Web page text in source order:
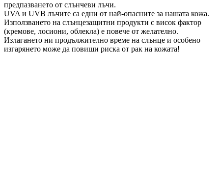
предпазването от слънчеви лъчи.
UVA и UVB лъчите са едни от най-опасните за нашата кожа.
Използването на слънцезащитни продукти с висок фактор
(кремове, лосиони, облекла) е повече от желателно.
Излагането ни продължително време на слънце и особено
изгарянето може да повиши риска от рак на кожата!